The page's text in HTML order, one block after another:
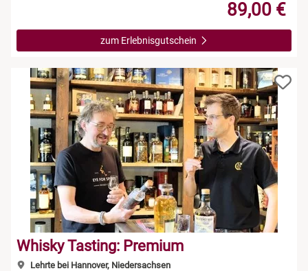
89,00 €
zum Erlebnisgutschein
Whisky Tasting: Premium
Lehrte bei Hannover, Niedersachsen